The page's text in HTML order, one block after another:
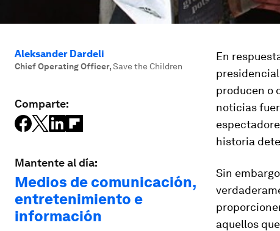
Aleksander Dardeli
Chief Operating Officer,Save the Children
Comparte:
Mantente al día:
Medios de comunicación,
entretenimiento e
información
En
producen o
noticias
historia
Sin
aquellos